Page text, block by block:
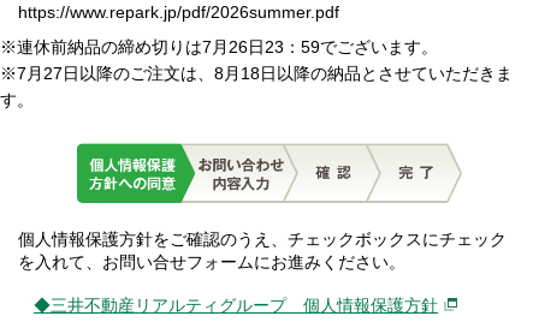
https://www.repark.jp/pdf/2026summer.pdf
※連休前納品の締め切りは7月26日23：59でございます。
※7月27日以降のご注文は、8月18日以降の納品とさせていただきま
す。
個人情報保護方針をご確認のうえ、チェックボックスにチェック
を入れて、お問い合せフォームにお進みください。
◆三井不動産リアルティグループ 個人情報保護方針